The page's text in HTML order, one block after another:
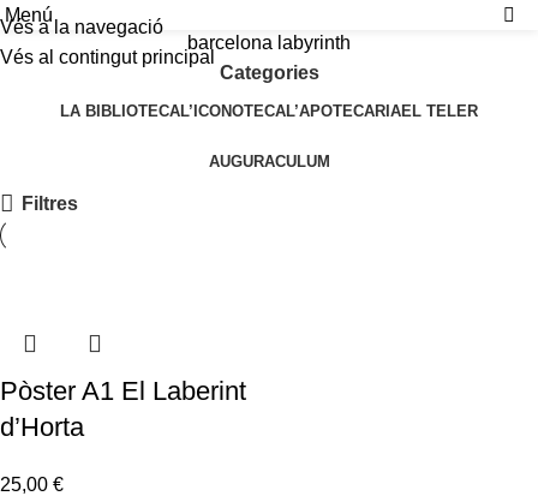
Vés a la navegació
Vés al contingut principal
Menú
barcelona labyrinth
Categories
LA BIBLIOTECAL’ICONOTECAL’APOTECARIAEL TELER
AUGURACULUM
Filtres
Pòster A1 El Laberint
d’Horta
25,00 €